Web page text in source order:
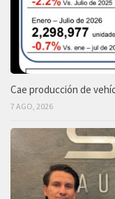
Cae producción de
7 AGO, 2026